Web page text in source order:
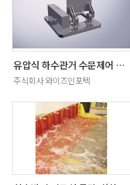
유압식 하수관거 수문제어 시스템
주식회사 와이즈인포텍